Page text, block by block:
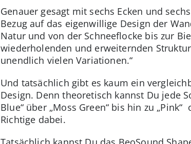
Genauer gesagt mit sechs Ecken und
Bezug auf das eigenwillige Design der
Natur und von der Schneeflocke bis zur
wiederholenden und erweiternden
unendlich vielen Variationen.“
Und tatsächlich gibt es kaum ein
Design. Denn theoretisch kannst Du jede
Blue“ über „Moss Green“ bis hin zu
Richtige dabei.